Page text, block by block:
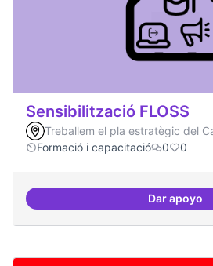
Sensibilització FLOSS
Treballem el pla estratègic del
Formació i capacitació
0 0
Dar apoyo